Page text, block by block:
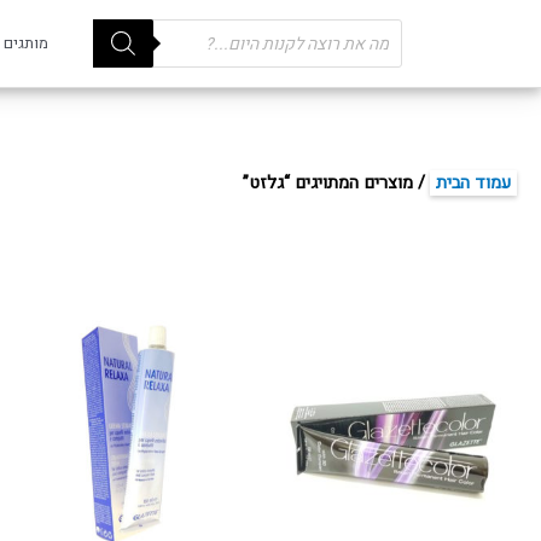
מותגים
Products
search
עמוד הבית / מוצרים המתויגים “גלזט”